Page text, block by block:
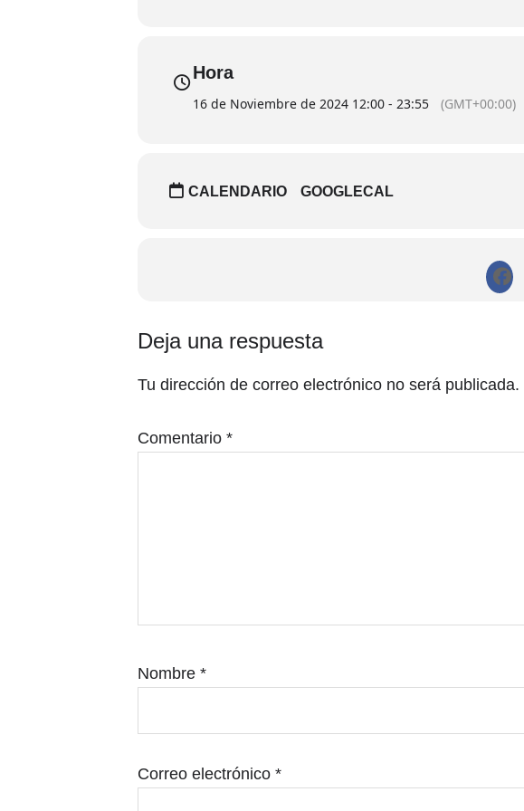
Hora
16 de Noviembre de 2024 12:00 - 23:55 (GMT+00:00)
CALENDARIO GOOGLECAL
Interacciones
con
lectores
Deja una respuesta
Tu dirección de correo electrónico no será publicada.
Comentario *
Nombre *
Correo electrónico *